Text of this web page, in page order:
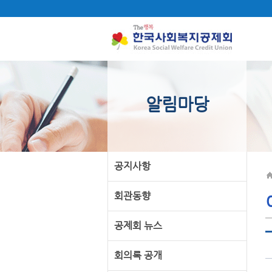
알림마당
공지사항
회관동향
공제회 뉴스
회의록 공개